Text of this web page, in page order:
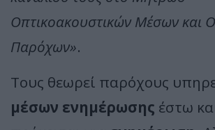
Οπτικοακουστικών Μέσων και
Παρόχων».
Τους θεωρεί παρόχους
μέσων ενημέρωσης έστω